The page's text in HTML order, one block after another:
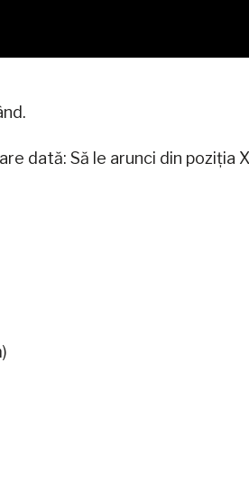
dată: Să le arunci din poziția